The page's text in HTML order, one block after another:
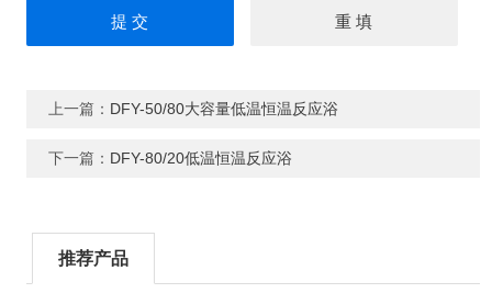
上一篇： DFY-50/80大容量低温恒温反应浴
下一篇： DFY-80/20低温恒温反应浴
推荐产品